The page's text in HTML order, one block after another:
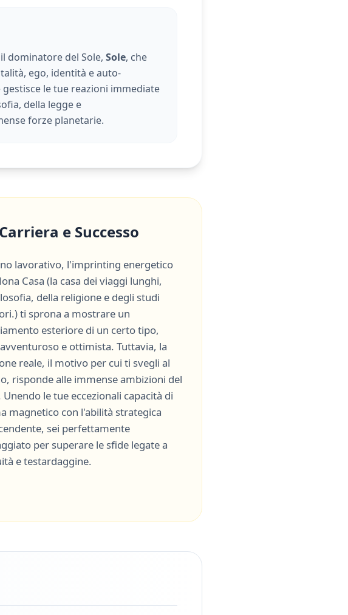
dominatore del Sole, Sole, che
ego, identità e auto-
gestisce le tue reazioni immediate
della legge e
forze planetarie.
Carriera e Successo
lavorativo, l'imprinting energetico
Casa (la casa dei viaggi lunghi,
della religione e degli studi
) ti sprona a mostrare un
esteriore di un certo tipo,
avventuroso e ottimista. Tuttavia, la
reale, il motivo per cui ti svegli al
risponde alle immense ambizioni del
Unendo le tue eccezionali capacità di
magnetico con l'abilità strategica
sei perfettamente
per superare le sfide legate a
etestardaggine.